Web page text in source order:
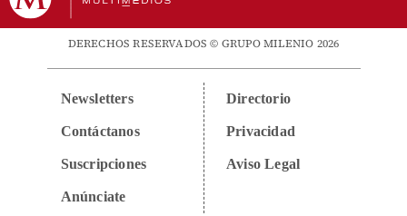
DERECHOS RESERVADOS © GRUPO MILENIO 2026
Newsletters
Contáctanos
Suscripciones
Anúnciate
Directorio
Privacidad
Aviso Legal